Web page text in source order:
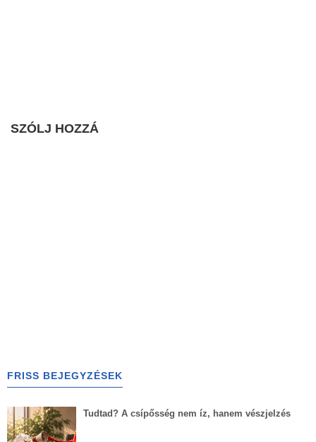
SZÓLJ HOZZÁ
FRISS BEJEGYZÉSEK
Tudtad? A csípősség nem íz, hanem vészjelzés